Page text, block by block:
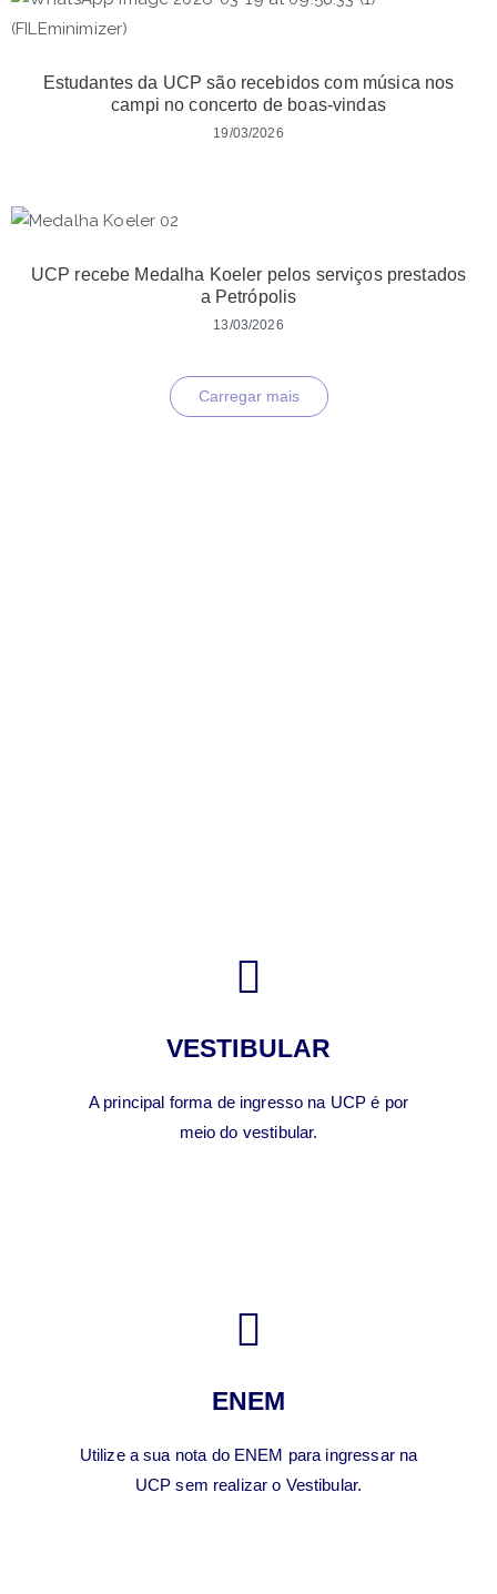
Estudantes da UCP são recebidos com música nos
campi no concerto de boas-vindas
19/03/2026
UCP recebe Medalha Koeler pelos serviços prestados
a Petrópolis
13/03/2026
Carregar mais
VESTIBULAR
A principal forma de ingresso na UCP é por
meio do vestibular.
ENEM
Utilize a sua nota do ENEM para ingressar na
UCP sem realizar o Vestibular.